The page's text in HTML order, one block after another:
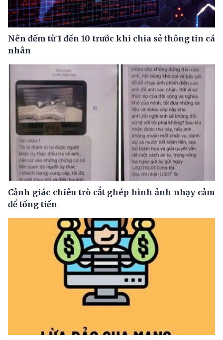
Nên đếm từ 1 đến 10 trước khi chia sẻ thông tin cá
nhân
Cảnh giác chiêu trò cắt ghép hình ảnh nhạy cảm
để tống tiền